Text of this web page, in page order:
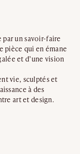
par un savoir-faire
pièce qui en émane
et d’une vision
vie, sculptés et
à des
art et design.